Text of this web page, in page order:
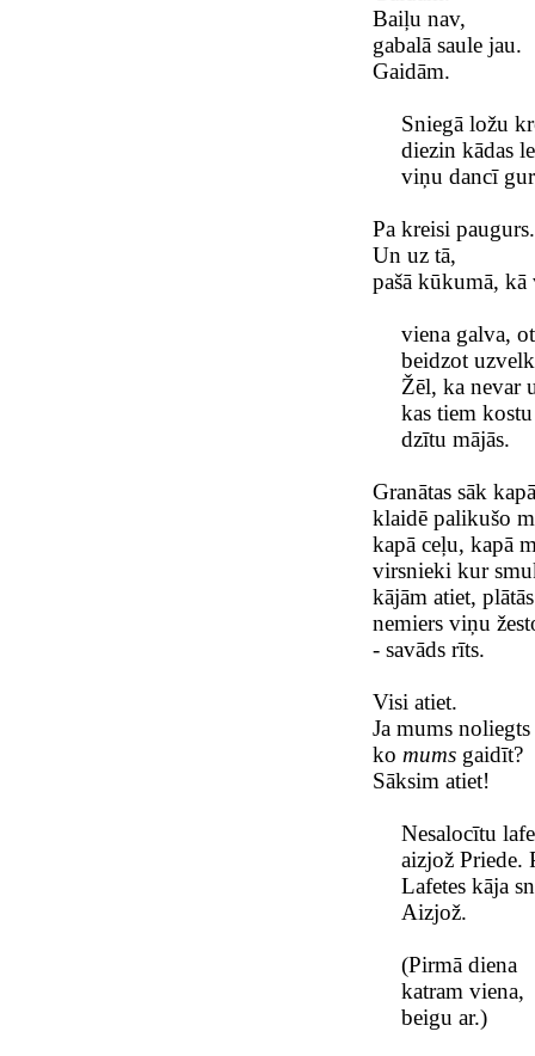
Baiļu nav,
gabalā saule jau.
Gaidām.
Sniegā ložu
diezin kādas
viņu dancī
Pa kreisi paugurs.
Un uz tā,
pašā kūkumā, kā
viena galva,
beidzot
Žēl, ka nevar
kas tiem
dzītu mājās.
Granātas sāk
klaidē palikušo
kapā ceļu, kapā
virsnieki kur
kājām atiet,
nemiers viņu
- savāds rīts.
Visi atiet.
Ja mums
ko mums gaidīt?
Sāksim atiet!
Nesalocītu
aizjož Priede.
Lafetes kāja
Aizjož.
(Pirmā diena
katram viena,
beigu ar.)